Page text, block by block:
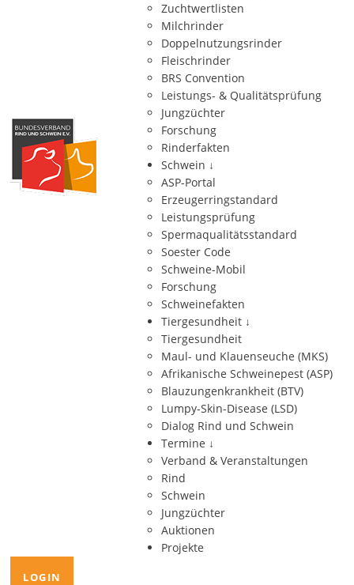
Zuchtwertlisten
Milchrinder
Doppelnutzungsrinder
Fleischrinder
BRS Convention
Leistungs- & Qualitätsprüfung
Jungzüchter
Forschung
Rinderfakten
Schwein ↓
ASP-Portal
Erzeugerringstandard
Leistungsprüfung
Spermaqualitätsstandard
Soester Code
Schweine-Mobil
Forschung
Schweinefakten
Tiergesundheit ↓
Tiergesundheit
Maul- und Klauenseuche (MKS)
Afrikanische Schweinepest (ASP)
Blauzungenkrankheit (BTV)
Lumpy-Skin-Disease (LSD)
Dialog Rind und Schwein
Termine ↓
Verband & Veranstaltungen
Rind
Schwein
Jungzüchter
Auktionen
Projekte
LOGIN